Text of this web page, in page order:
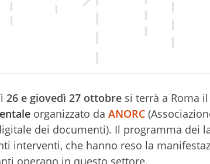
26 e giovedì 27 ottobre si terrà a Roma il
organizzato da ANORC
dei documenti). Il programma dei
interventi, che hanno reso la
operano in questo settore.